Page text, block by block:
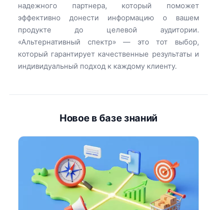
надежного партнера, который поможет
эффективно донести информацию о вашем
продукте до целевой аудитории.
«Альтернативный спектр» — это тот выбор,
который гарантирует качественные результаты и
индивидуальный подход к каждому клиенту.
Новое в базе знаний